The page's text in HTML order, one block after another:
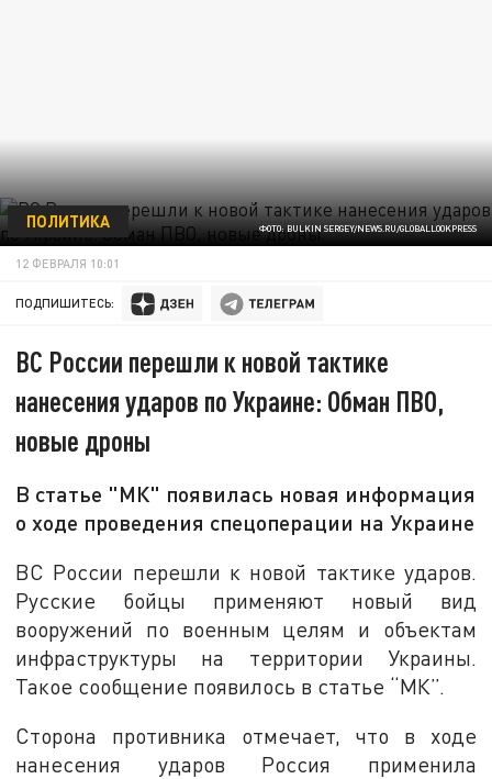
ФОТО: BULKIN SERGEY/NEWS.RU/GLOBALLOOKPRESS
ПОЛИТИКА
12 ФЕВРАЛЯ 10:01
ПОДПИШИТЕСЬ:
ВС России перешли к новой тактике
нанесения ударов по Украине: Обман ПВО,
новые дроны
В статье "МК" появилась новая информация
о ходе проведения спецоперации на Украине
ВС России перешли к новой тактике ударов.
Русские бойцы применяют новый вид
вооружений по военным целям и объектам
инфраструктуры на территории Украины.
Такое сообщение появилось в статье “МК”.
Сторона противника отмечает, что в ходе
нанесения ударов Россия применила